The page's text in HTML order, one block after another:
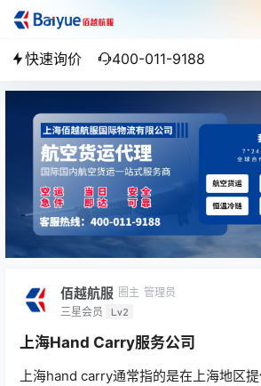
快速询价 400-011-9188
佰越航服 圈主 管理员
三星会员
Lv2
上海Hand Carry服务公司
上海hand carry通常指的是在上海地区